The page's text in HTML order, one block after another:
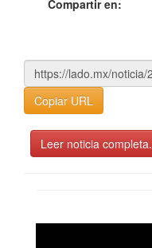
Compartir en:
Copiar URL
Leer noticia completa.